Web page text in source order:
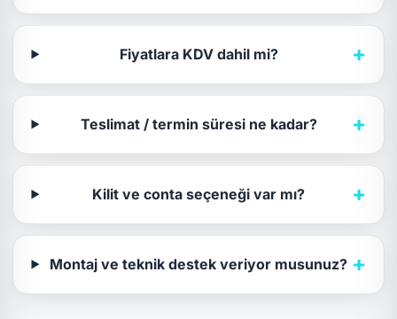
Fiyatlara KDV dahil mi? +
Teslimat / termin süresi ne kadar? +
Kilit ve conta seçeneği var mı? +
Montaj ve teknik destek veriyor musunuz? +